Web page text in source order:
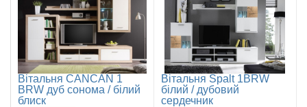
Вітальня CANCAN 1
BRW дуб сонома / білий
блиск
Вітальня Spalt 1BRW
білий / дубовий
сердечник